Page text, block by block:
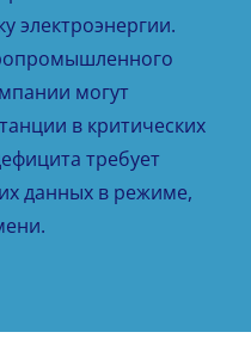
электроэнергии.
могут
в критических
требует
данных в режиме,